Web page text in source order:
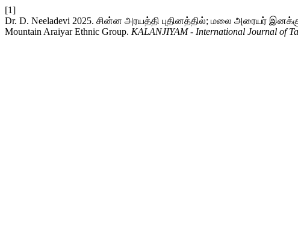
[1]
Dr. D. Neeladevi 2025. சின்ன அரயத்தி புதினத்தில்; மலை அரையர்
Mountain Araiyar Ethnic Group. KALANJIYAM - International Journal of